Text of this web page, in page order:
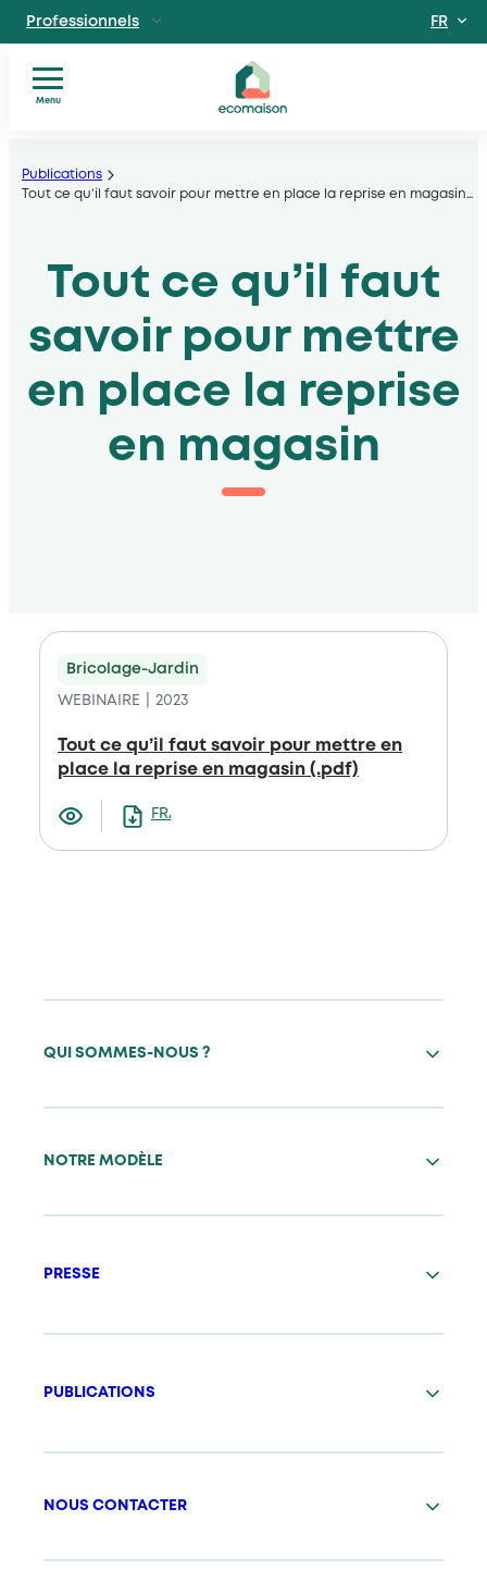
au
contenu
Particuliers
Site dédié aux particuliers
Professionnels
Acteurs solidaires, collectivités locales, opérateurs
FR
Menu
êtes
filières
Actualités
Documents
utiles
Publications
Tout ce qu’il faut savoir pour mettre en place la reprise en magasin…
Tout ce qu’il faut
savoir pour mettre
en place la reprise
en magasin
Bricolage-Jardin
WEBINAIRE 2023
Tout ce qu’il faut savoir pour mettre en
place la reprise en magasin (.pdf)
FRANCAIS
QUI SOMMES-NOUS ?
NOTRE MODÈLE
PRESSE
PUBLICATIONS
NOUS CONTACTER